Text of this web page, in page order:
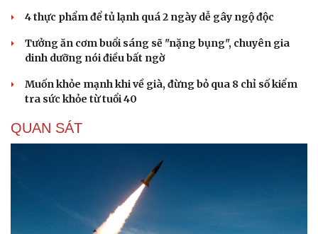
4 thực phẩm để tủ lạnh quá 2 ngày dễ gây ngộ độc
Tưởng ăn cơm buổi sáng sẽ "nặng bụng", chuyên gia
dinh dưỡng nói điều bất ngờ
Muốn khỏe mạnh khi về già, đừng bỏ qua 8 chỉ số kiểm
tra sức khỏe từ tuổi 40
QUAN SÁT